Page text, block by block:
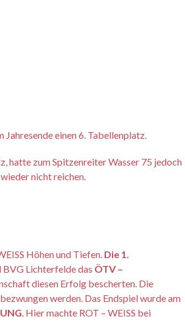
Jahresende einen 6. Tabellenplatz.
hatte zum Spitzenreiter Wasser 75 jedoch
nicht reichen.
Höhen und Tiefen. Die 1.
BVG Lichterfelde das ÖTV –
diesen Erfolg bescherten. Die
werden. Das Endspiel wurde am
. Hier machte ROT – WEISS bei